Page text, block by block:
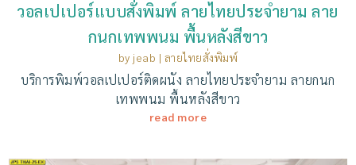
วอลเปเปอร์แบบสั่งพิมพ์ ลายไทยประจำยาม ลาย
กนกเทพพนม พื้นหลังสีขาว
by jeab | ลายไทยสั่งพิมพ์
บริการพิมพ์วอลเปเปอร์ติดผนัง ลายไทยประจำยาม ลายกนก
เทพพนม พื้นหลังสีขาว
read more